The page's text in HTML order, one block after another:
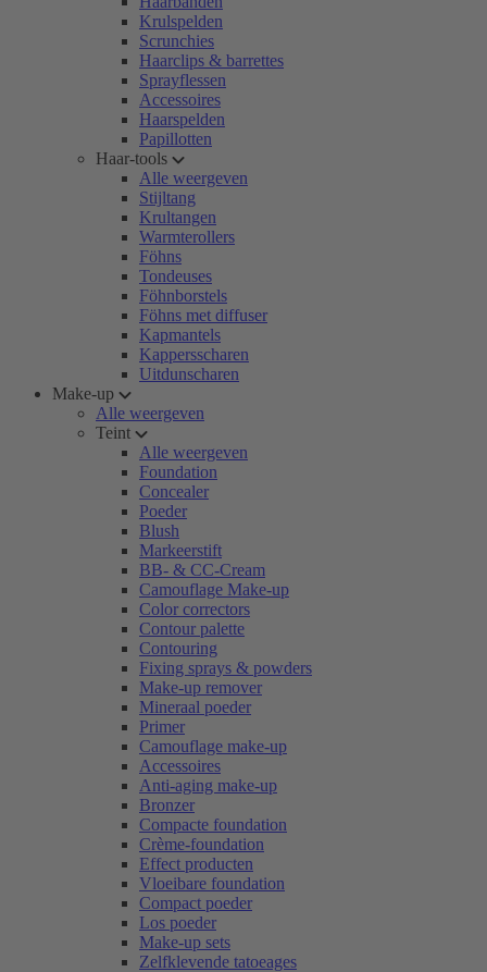
Krulspelden
Scrunchies
Haarclips & barrettes
Sprayflessen
Accessoires
Haarspelden
Papillotten
Haar-tools
Alle weergeven
Stijltang
Krultangen
Warmterollers
Föhns
Tondeuses
Föhnborstels
Föhns met diffuser
Kapmantels
Kappersscharen
Uitdunscharen
Make-up
Alle weergeven
Teint
Alle weergeven
Foundation
Concealer
Poeder
Blush
Markeerstift
BB- & CC-Cream
Camouflage Make-up
Color correctors
Contour palette
Contouring
Fixing sprays & powders
Make-up remover
Mineraal poeder
Primer
Camouflage make-up
Accessoires
Anti-aging make-up
Bronzer
Compacte foundation
Crème-foundation
Effect producten
Vloeibare foundation
Compact poeder
Los poeder
Make-up sets
Zelfklevende tatoeages